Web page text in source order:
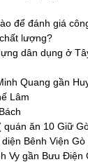
để đánh giá
lượng?
dân dụng ở
Quang gần
Lâm
quán ăn 10 Giữ
Bênh Viện Gò
Vy gần Bưu Điện